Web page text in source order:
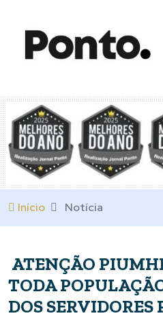
Início Notícia
ATENÇÃO
TODA
DOS SERVIDORES